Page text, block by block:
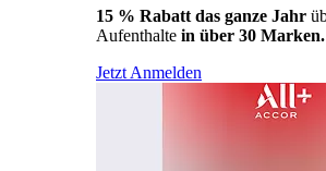
15 % Rabatt das ganze Jahr
Aufenthalte in über 30 Marken.
Jetzt Anmelden